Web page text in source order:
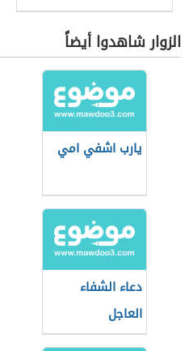
الزوار شاهدوا أيضاً
يارب اشفي امي
دعاء الشفاء
العاجل